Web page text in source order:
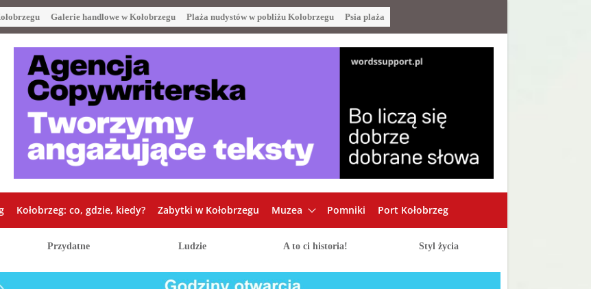
Galerie handlowe w Kołobrzegu Plaża nudystów w pobliżu Kołobrzegu Psia plaża
Kołobrzeg: co, gdzie, kiedy? Zabytki w Kołobrzegu Muzea Pomniki Port Kołobrzeg
Przydatne Ludzie A to ci historia! Styl życia